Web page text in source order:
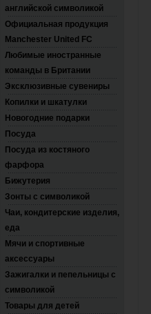
английской символикой
Официальная продукция
Manchester United FC
Любимые иностранные
команды в Британии
Эксклюзивные сувениры
Копилки и шкатулки
Новогодние подарки
Посуда
Посуда из костяного
фарфора
Бижутерия
Зонты с символикой
Чаи, кондитерские изделия,
еда
Мячи и спортивные
аксессуары
Зажигалки и пепельницы с
символикой
Товары для детей